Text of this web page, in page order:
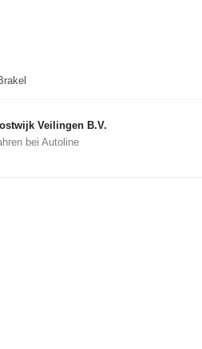
Veilingen B.V.
bei Autoline